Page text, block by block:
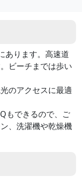
あります。高速道
ビーチまでは歩い
のアクセスに最適
もできるので、ご
、洗濯機や乾燥機